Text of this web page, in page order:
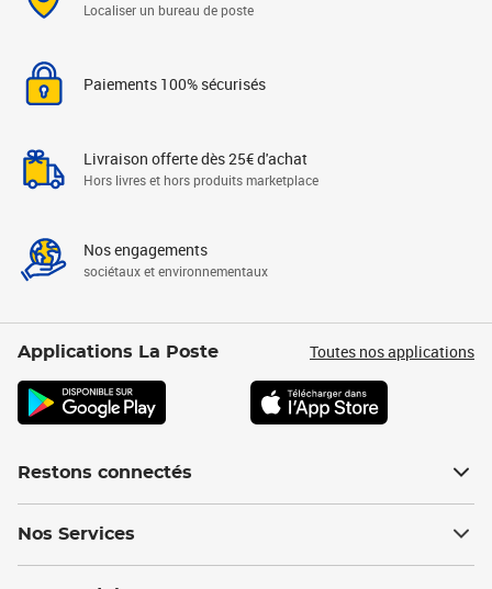
Localiser un bureau de poste
Paiements 100% sécurisés
Livraison offerte dès 25€ d'achat
Hors livres et hors produits marketplace
Nos engagements
sociétaux et environnementaux
Applications La Poste Toutes nos applications
Restons connectés
Nos Services